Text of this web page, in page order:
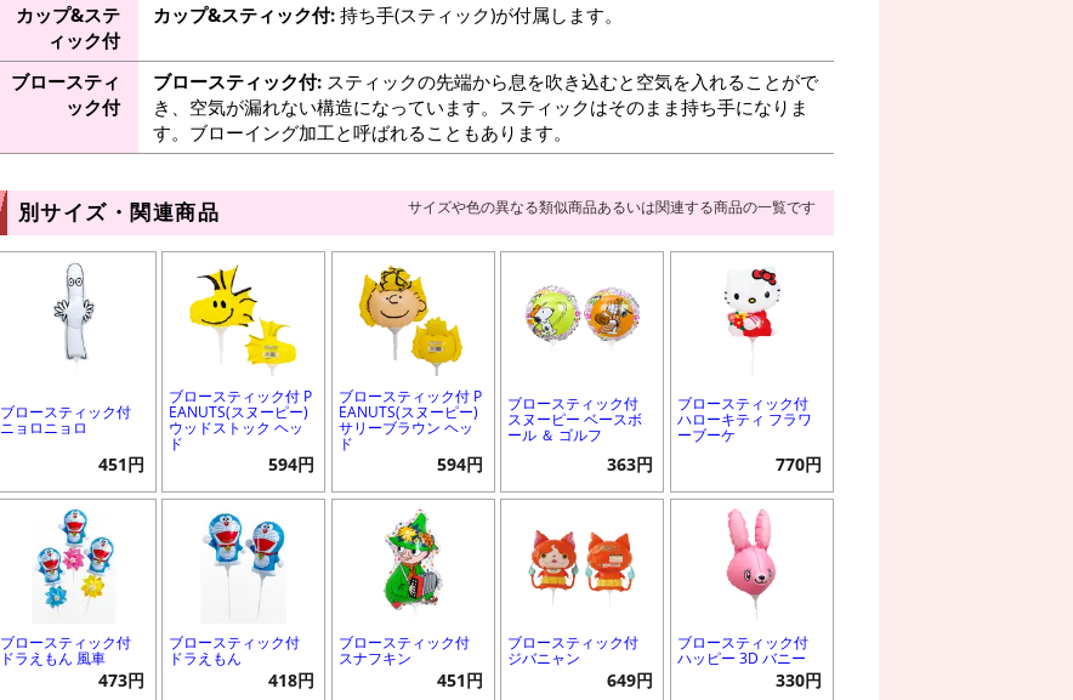
カップ&ステ
ィック付
カップ&スティック付:持ち手(スティック)が付属します。
ブロースティ
ック付
ブロースティック付:スティックの先端から息を吹き込むと空気を入れることがで
き、空気が漏れない構造になっています。スティックはそのまま持ち手になりま
す。ブローイング加工と呼ばれることもあります。
別サイズ・関連商品 サイズや色の異なる類似商品あるいは関連する商品の一覧です
ブロースティック付
ニョロニョロ
451円
ブロースティック付 P
EANUTS(スヌーピー)
ウッドストック ヘッ
ド
594円
ブロースティック付 P
EANUTS(スヌーピー)
サリーブラウン ヘッ
ド
594円
ブロースティック付
スヌーピー ベースボ
ール ＆ ゴルフ
363円
ブロースティック付
ハローキティ フラワ
ーブーケ
770円
ブロースティック付
ドラえもん 風車
473円
ブロースティック付
ドラえもん
418円
ブロースティック付
スナフキン
451円
ブロースティック付
ジバニャン
649円
ブロースティック付
ハッピー 3D バニー
330円